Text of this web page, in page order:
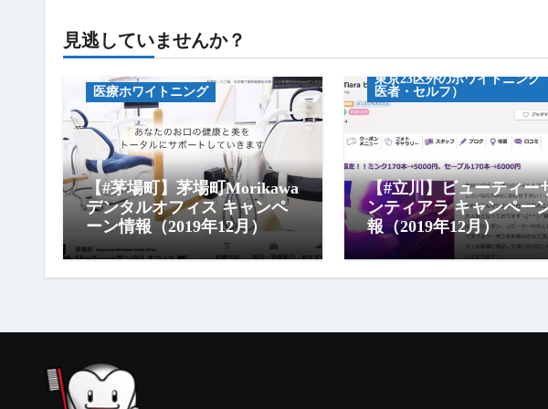
見逃していませんか？
キャンペーン情報
中央区のホワイトニング（歯医
医療ホワイトニング
【#茅場町】茅場町Morikawa
デンタルオフィス キャンペ
ーン情報（2019年12月）
東京23区外のホワイトニング
医者・セルフ）
【#立川】ビューティー
ンティアラ キャンペー
報（2019年12月）